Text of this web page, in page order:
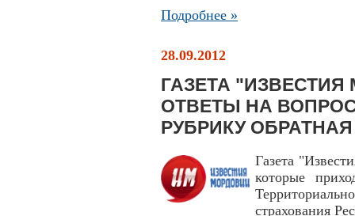
Подробнее »
28.09.2012
ГАЗЕТА
ОТВЕТЫ НА
РУБРИКУ
Газета
которые
страхования